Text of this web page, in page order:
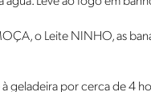
o Leite NINHO, as
geladeira por cerca de 4